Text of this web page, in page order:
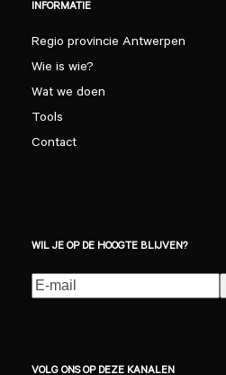
INFORMATIE
Regio provincie Antwerpen
Wie is wie?
Wat we doen
Tools
Contact
WIL JE OP DE HOOGTE BLIJVEN?
E-
mailadres(Vereist)
VOLG ONS OP DEZE KANALEN